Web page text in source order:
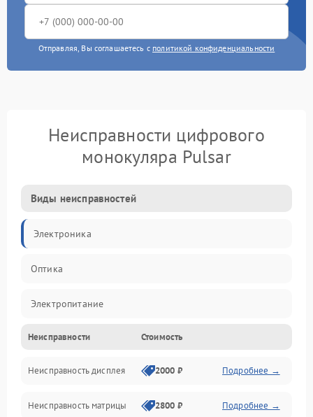
Отправляя, Вы соглашаетесь с политикой конфиденциальности
Неисправности цифрового
монокуляра Pulsar
Виды неисправностей
Электроника
Оптика
Электропитание
Видео
ПО
Управление
Неисправности Стоимость
Неисправность дисплея 2000 ₽ Подробнее →
Неисправность матрицы 2800 ₽ Подробнее →